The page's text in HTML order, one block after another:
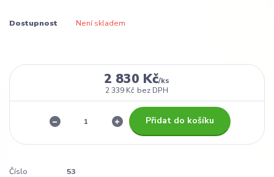
Dostupnost Není skladem
2 830 Kč/ks
2 339 Kč bez DPH
Přidat do košíku
Číslo
53